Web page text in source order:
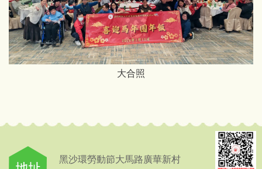
大合照
黑沙環勞動節大馬路廣華新村